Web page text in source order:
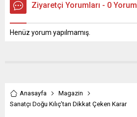
Ziyaretçi Yorumları - 0 Yorum
Henüz yorum yapılmamış.
Anasayfa
Magazin
Sanatçı Doğu Kılıç’tan Dikkat Çeken Karar